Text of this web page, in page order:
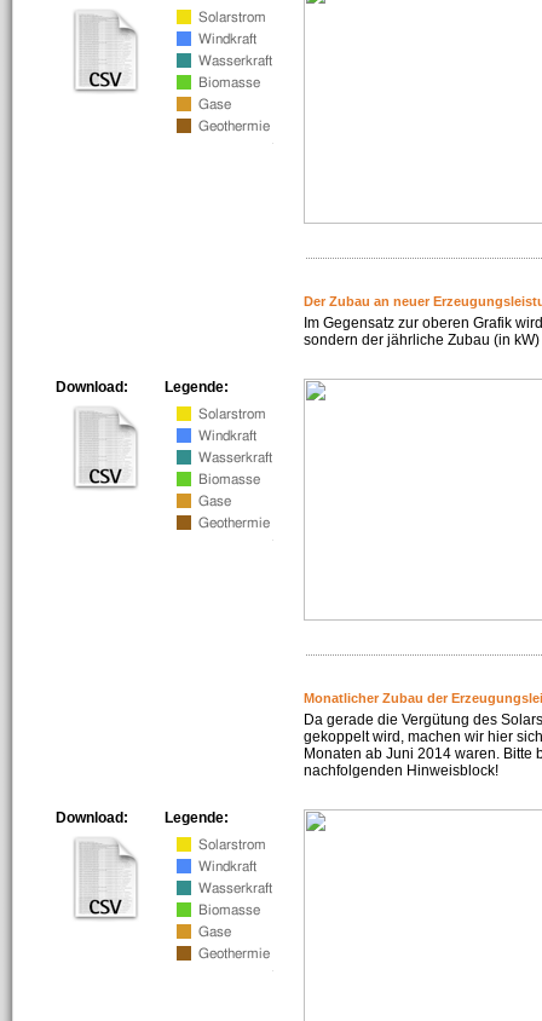
Der Zubau an neuer
Im Gegensatz zur oberen Grafik
sondern der jährliche Zubau (in
Legende:
Download:
Monatlicher Zubau der
Da gerade die Vergütung des
gekoppelt wird, machen wir hier
Monaten ab Juni 2014 waren. Bitte
nachfolgenden Hinweisblock!
Legende:
Download: